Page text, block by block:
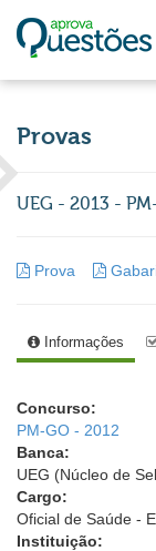
Provas
UEG - 2013 -
Prova
Informações
Concurso:
PM-GO - 2012
Banca:
UEG (Núcleo de
Cargo:
Oficial de Saúde -
Instituição: